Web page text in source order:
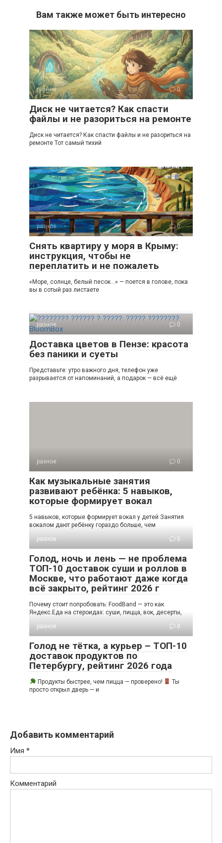
Вам также может быть интересно
разное 0
Диск не читается? Как спасти
файлы и не разориться на ремонте
Диск не читается? Как спасти файлы и не разориться на
ремонте Тот самый тихий
разное 0
Снять квартиру у моря в Крыму:
инструкция, чтобы не
переплатить и не пожалеть
«Море, солнце, белый песок…» — поется в голове, пока
вы в сотый раз листаете
разное 0
Доставка цветов в Пензе: красота
без паники и суеты
Представьте: утро важного дня, телефон уже
разрывается от напоминаний, а подарок — всё ещё
разное 0
Как музыкальные занятия
развивают ребёнка: 5 навыков,
которые формирует вокал
5 навыков, которые формирует вокал у детей Занятия
вокалом дают ребёнку гораздо больше, чем
разное
0
Голод, ночь и лень — не проблема
ТОП-10 доставок суши и роллов в
Москве, что работают даже когда
всё закрыто, рейтинг 2026 г
Почему стоит попробовать: FoodBand — это как
Яндекс.Еда на стероидах: суши, пицца, вок, десерты,
разное
0
Голод не тётка, а курьер – ТОП-10
доставок продуктов по
Петербургу, рейтинг 2026 года
Продукты быстрее, чем пицца — проверено!
Ты
просто открыл дверь — и
Добавить комментарий
Имя *
Комментарий